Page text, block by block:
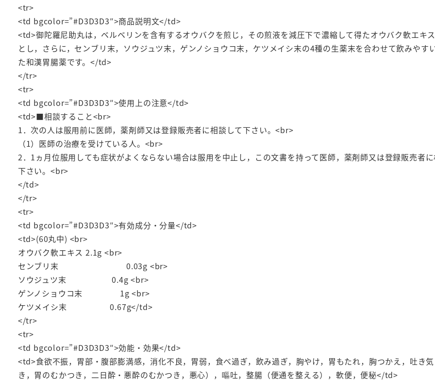
丸
3
化
良
秘
小
<tr>
<td bgcolor=”#D3D3D3″>商品説明文</td>
<td>御陀羅尼助丸は，ベルベリンを含有するオウバクを煎じ，その煎液を減圧下で濃縮して得たオウバク軟エキ
とし，さらに，センブリ末，ソウジュツ末，ゲンノショウコ末，ケツメイシ末の4種の生薬末を合わせて飲みやす
た和漢胃腸薬です。</td>
</tr>
<tr>
<td bgcolor=”#D3D3D3″>使用上の注意</td>
<td>■相談すること<br>
1．次の人は服用前に医師，薬剤師又は登録販売者に相談して下さい。<br>
（1）医師の治療を受けている人。<br>
2．1ヵ月位服用しても症状がよくならない場合は服用を中止し，この文書を持って医師，薬剤師又は登録販売者
下さい。<br>
</td>
</tr>
<tr>
<td bgcolor=”#D3D3D3″>有効成分・分量</td>
<td>(60丸中) <br>
オウバク軟エキス 2.1g <br>
センブリ末 0.03g <br>
ソウジュツ末 0.4g <br>
ゲンノショウコ末 1g <br>
ケツメイシ末 0.67g</td>
</tr>
<tr>
<td bgcolor=”#D3D3D3″>効能・効果</td>
<td>食欲不振，胃部・腹部膨満感，消化不良，胃弱，食べ過ぎ，飲み過ぎ，胸やけ，胃もたれ，胸つかえ，吐き
き，胃のむかつき，二日酔・悪酔のむかつき，悪心），嘔吐，整腸（便通を整える），軟便，便秘</td>